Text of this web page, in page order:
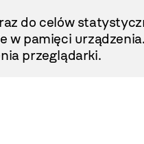
do celów
w pamięci
przeglądarki.